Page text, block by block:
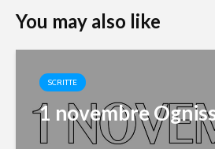
You may also like
SCRITTE
1 novembre